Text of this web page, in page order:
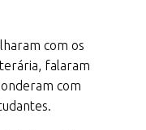
com os
falaram
com